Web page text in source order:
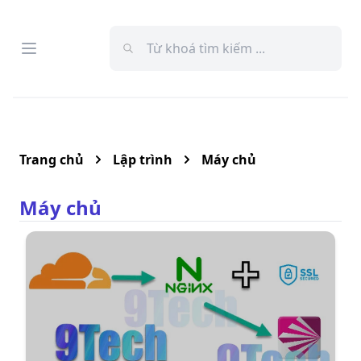
Open menu
Menu
Máy chủ
Lập trình
Trang chủ
Máy chủ